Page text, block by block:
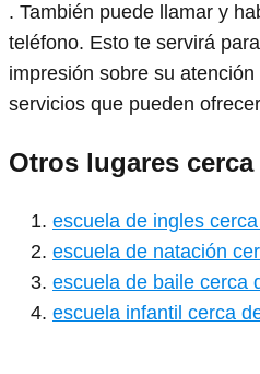
. También puede llamar y
teléfono. Esto te servirá
impresión sobre su
servicios que pueden
Otros lugares
escuela de ingles
escuela de natación
escuela de baile cerca
escuela infantil cerca